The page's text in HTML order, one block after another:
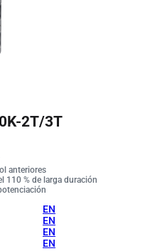
2T/3T
anteriores
110 % de larga duración
EN
EN
EN
EN